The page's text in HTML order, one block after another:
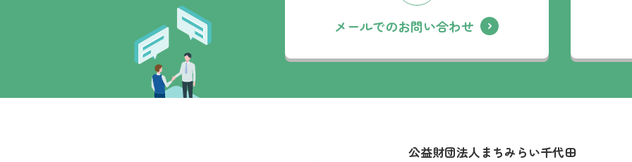
メールでのお問い合わせ
社名：
公益財団法人まちみらい千代田